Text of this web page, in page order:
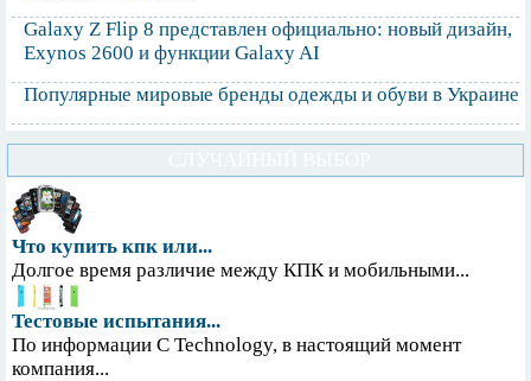
Galaxy Z Flip 8 представлен официально: новый дизайн,
Exynos 2600 и функции Galaxy AI
Популярные мировые бренды одежды и обуви в Украине
Что купить кпк или...
Долгое время различие между КПК и мобильными...
Тестовые испытания...
По информации С Technology, в настоящий момент
компания...